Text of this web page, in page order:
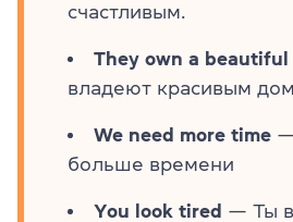
счастливым.
They own a beautiful
владеют красивым
We need more time
больше времени
You look tired — Ты